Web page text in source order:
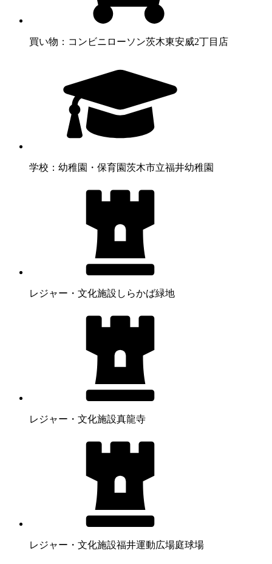
買い物：コンビニ ローソン茨木東安威2丁目店
学校：幼稚園・保育園茨木市立福井幼稚園
レジャー・文化施設 しらかば緑地
レジャー・文化施設真龍寺
レジャー・文化施設福井運動広場庭球場